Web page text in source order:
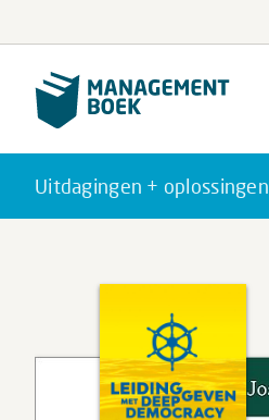
Uitdagingen + oplossingen